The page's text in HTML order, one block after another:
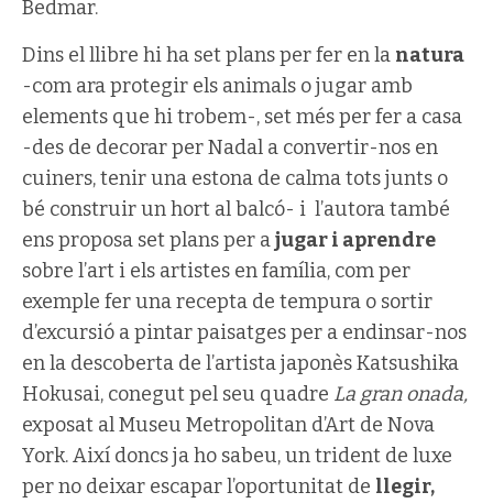
Bedmar.
Dins el llibre hi ha set plans per fer en la natura
-com ara protegir els animals o jugar amb
elements que hi trobem-, set més per fer a casa
-des de decorar per Nadal a convertir-nos en
cuiners, tenir una estona de calma tots junts o
bé construir un hort al balcó- i l’autora també
ens proposa set plans per ajugar i aprendre
sobre l’art i els artistes en família, com per
exemple fer una recepta de tempura o sortir
d’excursió a pintar paisatges per a endinsar-nos
en la descoberta de l’artista japonès Katsushika
Hokusai, conegut pel seu quadre La gran onada,
exposat al Museu Metropolitan d’Art de Nova
York. Així doncs ja ho sabeu, un trident de luxe
per no deixar escapar l’oportunitat de llegir,